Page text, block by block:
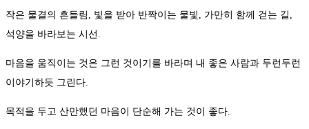
작은 물결의 흔들림, 빛을 받아 반짝이는 물빛, 가만히 함께 걷는 길,
석양을 바라보는 시선.
마음을 움직이는 것은 그런 것이기를 바라며 내 좋은 사람과 두런두런
이야기하듯 그린다.
목적을 두고 산만했던 마음이 단순해 가는 것이 좋다.